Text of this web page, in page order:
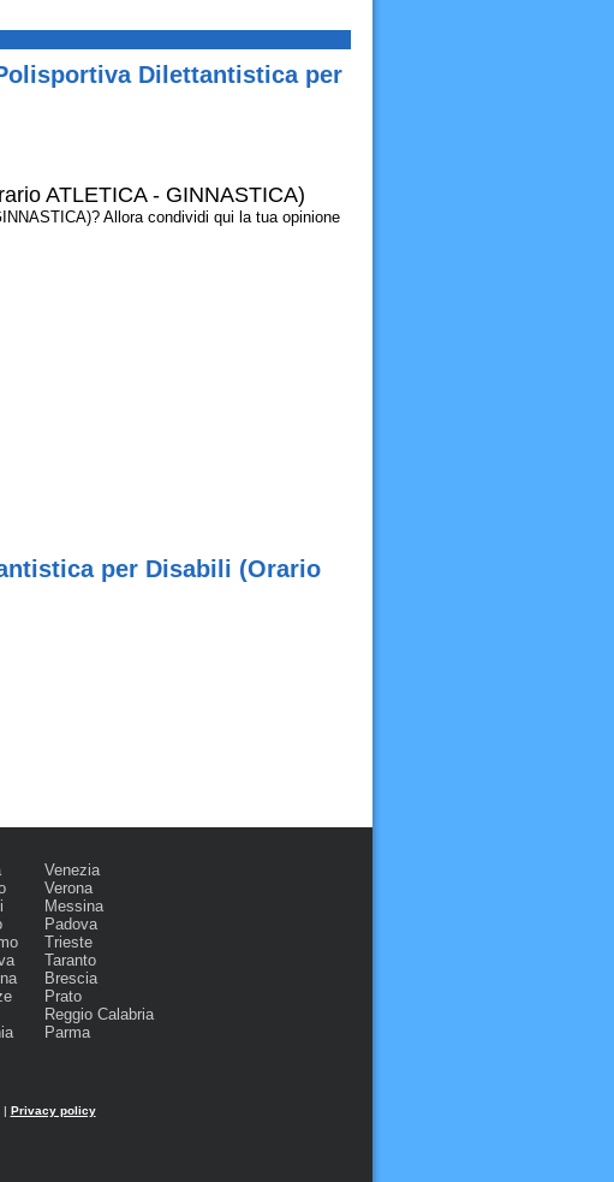
Dilettantistica per
ATLETICA - GINNASTICA)
Allora condividi qui la tua opinione
per Disabili (Orario
Venezia
Verona
Messina
Padova
Trieste
Taranto
Brescia
Prato
Reggio Calabria
Parma
| Privacy policy